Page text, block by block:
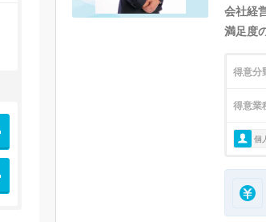
会社経
満足度
得意分
得意業
個